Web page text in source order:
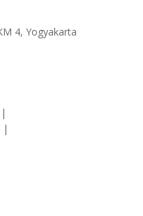
4, Yogyakarta
|